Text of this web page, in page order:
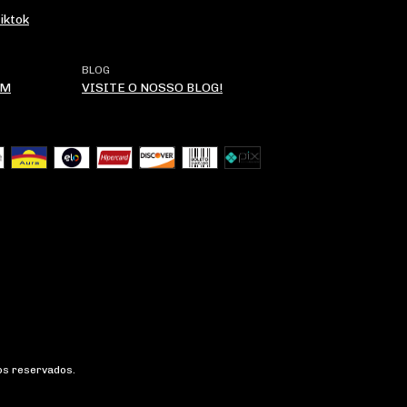
BLOG
VISITE O NOSSO BLOG!
reservados.